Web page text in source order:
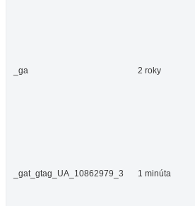
_ga 2 roky
_gat_gtag_UA_10862979_3 1 minúta